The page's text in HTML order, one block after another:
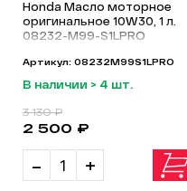
Honda Масло моторное
оригинальное 10W30, 1 л.
08232-M99-S1LPRO
Артикул: 08232M99S1LPRO
В наличии > 4 шт.
- +
2 500 ₽
3 130 ₽